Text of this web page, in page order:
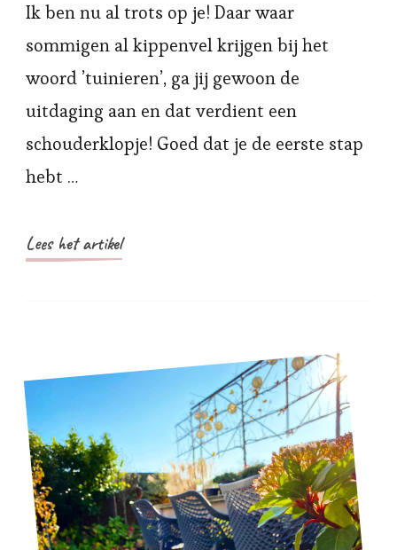
Ik ben nu al trots op je! Daar waar
sommigen al kippenvel krijgen bij het
woord ’tuinieren’, ga jij gewoon de
uitdaging aan en dat verdient een
schouderklopje! Goed dat je de eerste stap
hebt …
Lees het artikel